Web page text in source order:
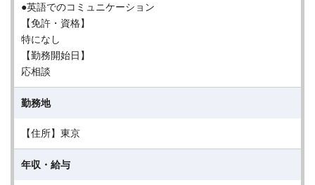
●英語でのコミュニケーション
【免許・資格】
特になし
【勤務開始日】
応相談
勤務地
【住所】東京
年収・給与